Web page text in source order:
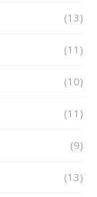
(13)
(11)
(10)
(11)
(9)
(13)